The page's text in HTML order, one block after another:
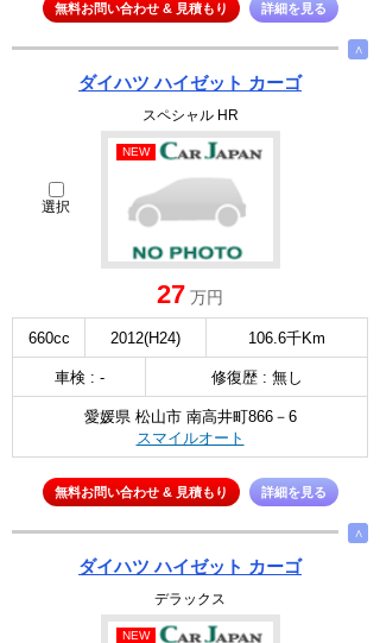
無料お問い合わせ & 見積もり 詳細を見る
∧
ダイハツ ハイゼット カーゴ
スペシャル HR
選択
NEW
27 万円
660cc 2012(H24) 106.6千Km
車検 : - 修復歴 : 無し
愛媛県 松山市 南高井町866－6
スマイルオート
無料お問い合わせ & 見積もり 詳細を見る
∧
ダイハツ ハイゼット カーゴ
デラックス
NEW